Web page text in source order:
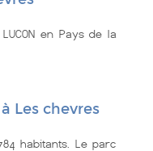
en Pays de la
Les chevres
habitants. Le parc